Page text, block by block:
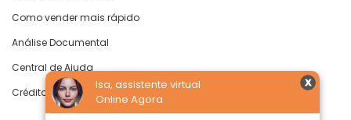
Isa, assistente virtual
Online Agora
Como vender mais rápido
Análise Documental
Central de Ajuda
Crédito com Garantia de Imóvel